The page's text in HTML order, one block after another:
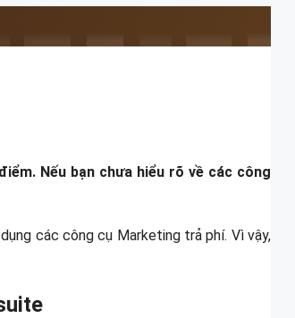
Nếu bạn chưa hiểu rõ về các công
các công cụ Marketing trả phí. Vì vậy,